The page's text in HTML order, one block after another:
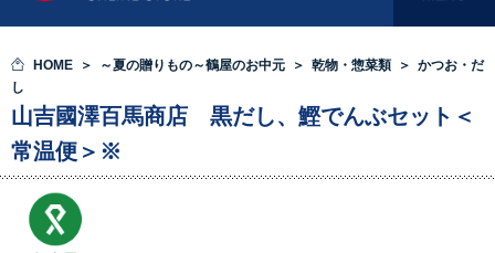
HOME ～夏の贈りもの～鶴屋のお中元 乾物・惣菜類
かつお・だ
し
山吉國澤百馬商店 黒だし、鰹でんぶセット＜
常温便＞※